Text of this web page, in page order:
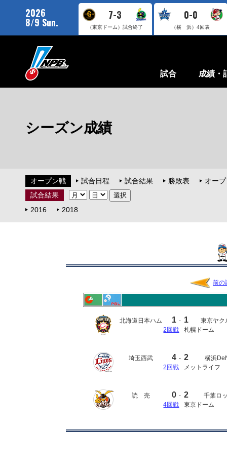
2026
8/9 Sun.
7-3
（東京ドーム）試合終了
0-0
（横 浜）4回表
試合 成績・
シーズン成績
オープン戦 試合日程 試合結果 勝敗表
オー
試合結果
2016
2018
前の
北海道日本ハム 1 - 1
東京ヤク
2回戦
札幌ドーム
埼玉西武 4 - 2
横浜
2回戦
メットライフ
読 売 0 - 2
千葉ロ
4回戦
東京ドーム